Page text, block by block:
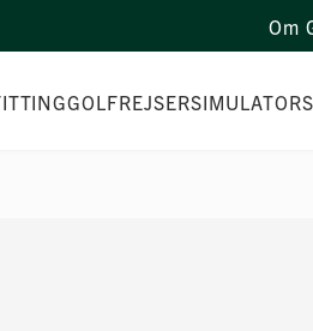
Om
GOLFREJSER